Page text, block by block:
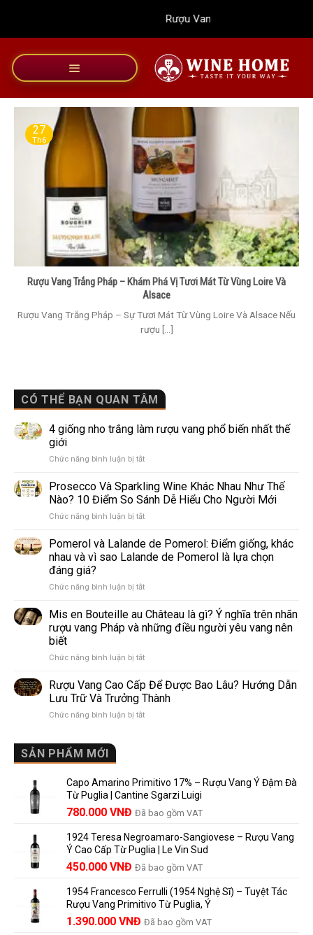
dung
Rượu Vang Wine Home
CÓ THỂ BẠN QUAN TÂM
4 giống nho trắng làm rượu vang phổ biến nhất thế
giới
Chức năng bình luận bị tắtở
giống
nho
trắng
làm
vang
phổ
thế
Prosecco Và Sparkling Wine Khác Nhau Như Thế
Nào? 10 Điểm So Sánh Dễ Hiểu Cho Người Mới
Chức năng bình luận bị tắtở
Sparkling
Wine
Nhau
Thế
Nào?
10
So
Dễ
Hiểu
Người
Pomerol và Lalande de Pomerol: Điểm giống, khác
nhau và vì sao Lalande de Pomerol là lựa chọn
đáng giá?
Chức năng bình luận bị tắtở
và
Lalande
de
Điểm
khác
nhau
và
vì
lựa
chọn
đáng
Mis en Bouteille au Château là gì? Ý nghĩa trên nhãn
rượu vang Pháp và những điều người yêu vang nên
biết
Chức năng bình luận bị tắtở
en
Bouteille
au
Château
nhãn
rượu
vang
và
những
người
vang
nên
biết
Rượu Vang Cao Cấp Để Được Bao Lâu? Hướng Dẫn
Lưu Trữ Và Trưởng Thành
Chức năng bình luận bị tắtở
Được
Bao
Lâu?
Hướng
Lưu
Trữ
Và
Thành
SẢN PHẨM MỚI
Capo Amarino Primitivo 17% – Rượu Vang Ý Đậm Đà
Từ Puglia | Cantine Sgarzi Luigi
Giá
là:
858.000 VNĐ.
780.000 VNĐ Giá
tại
là:
780.000 VNĐ.
Đã bao gồm VAT
1924 Teresa Negroamaro-Sangiovese – Rượu Vang
Ý Cao Cấp Từ Puglia | Le Vin Sud
Giá
là:
495.000 VNĐ.
450.000 VNĐ Giá
tại
là:
450.000 VNĐ.
Đã bao gồm VAT
1954 Francesco Ferrulli (1954 Nghệ Sĩ) – Tuyệt Tác
Rượu Vang Primitivo Từ Puglia, Ý
Giá
1.390.000 VNĐ Giá
Đã bao gồm VAT
Rượu Vang Trắng Pháp – Khám Phá Vị Tươi Mát Từ Vùng Loire Và
Alsace
Rượu Vang Trắng Pháp – Sự Tươi Mát Từ Vùng Loire Và Alsace Nếu
rượu [...]
27
Th6